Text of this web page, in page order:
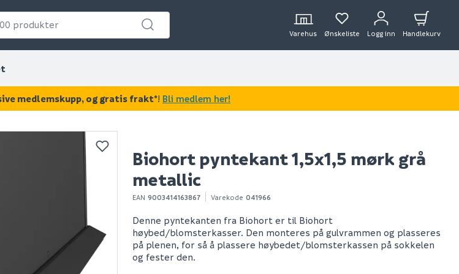
Varehus Ønskeliste Logg inn Handlekurv
VÆRE AV INTERESSE?
Biohort pyntekant 1,5x1,5 mørk grå
metallic
EAN 9003414163867 Varekode 041966
Denne pyntekanten fra Biohort er til Biohort
høybed/blomsterkasser. Den monteres på gulvrammen og plasseres
på plenen, for så å plassere høybedet/blomsterkassen på sokkelen
og fester den.
medlemskupp, og gratis frakt*! Bli medlem her!